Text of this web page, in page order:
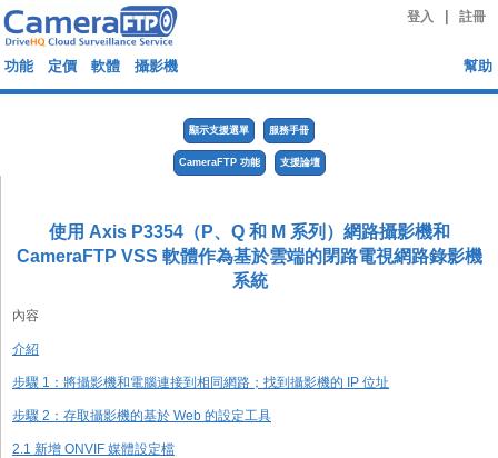
登入 註冊
功能 定價 軟體 攝影機 幫助
顯示支援選單 服務手冊
CameraFTP 功能 支援論壇
使用 Axis P3354（P、Q 和 M 系列）網路攝影機和
CameraFTP VSS 軟體作為基於雲端的閉路電視網路錄影機
系統
內容
介紹
步驟 1：將攝影機和電腦連接到相同網路；找到攝影機的 IP 位址
步驟 2：存取攝影機的基於 Web 的設定工具
2.1 新增 ONVIF 媒體設定檔